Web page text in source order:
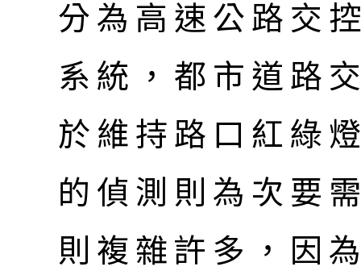
分為高速公路交
系統，都市道路
於維持路口紅綠
的偵測則為次要
則複雜許多，因